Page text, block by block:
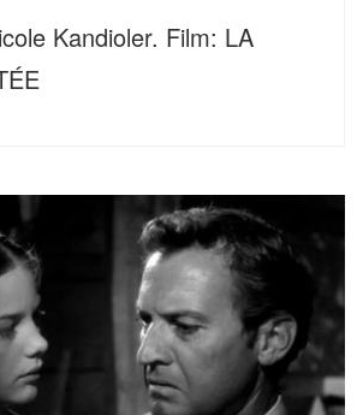
Kandioler. Film: LA
2022, 20 Uhr